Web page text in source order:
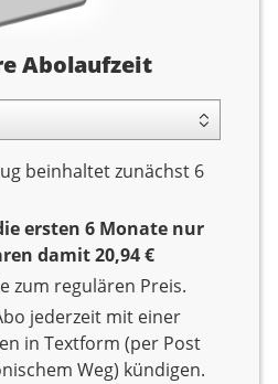
Abolaufzeit
beinhaltet zunächst 6
ersten 6 Monate nur
damit 20,94 €
zum regulären Preis.
jederzeit mit einer
in Textform (per Post
Weg) kündigen.